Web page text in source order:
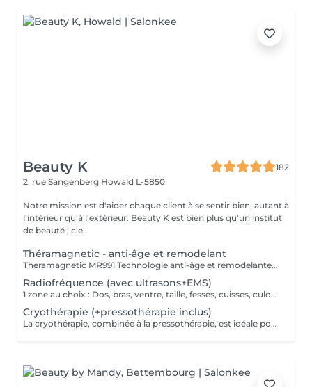
Beauty K
182
2, rue Sangenberg Howald L-5850
Notre mission est d'aider chaque client à se sentir bien, autant à
l'intérieur qu'à l'extérieur. Beauty K est bien plus qu'un institut
de beauté ; c'e...
Théramagnetic - anti-âge et remodelant
Theramagnetic MR991 Technologie anti-âge et remodelante pour le corps et le visage Le Theramagnetic est un soin non-invasif alliant endomassage mécanique et champs magnétiques pulsés à résonance stochastique (CMPS). Cette technologie brevetée, D.E.S., stimule intensément la régénération cellulaire, améliore la circulation sanguine et lymphatique, et restaure visiblement l'élasticité de la peau. Endomassage Mécanique (MRM) : grâce à deux rouleaux motorisés et une aspiration douce, il reproduit un massage profond qui déstocke les graisses, raffermit les tissus et favorise un drainage naturel. Champs magnétiques pulsés (CMPS) : ils envoient des micro-courants qui relancent l'activité cellulaire, améliorent l'oxygénation, éliminent les toxines et boostent la production de collagène et d'élastine. Résultat : une peau plus lisse, plus lumineuse, dès les premières séances. Des résultats mesurables dès la 1ère séance : Jusqu'à -9,7 cm de tour de taille* +52,65 % d'activité des fibroblastes (cellules de régénération) Visage & Corps : le Theramagnetic s'adapte aux différentes zones, y compris le visage et le cou, pour un effet liftant et anti-âge immédiat. Recommandation : une cure de 7 séances, à raison de 1 à 2 séances par semaine, pour des résultats durables et visibles (raffermissement, réduction des rides, amélioration de la silhouette, drainage).
Radiofréquence (avec ultrasons+EMS)
1 zone au choix : Dos, bras, ventre, taille, fesses, cuisses, culotte de cheval, etc. La technologie ondes électromagnétiques par radiofréquence provoque la rotation des molécules d'eau et génère le réchauffement des tissus cutanés et sous-cutanés. Cette chaleur a pour effet de stimuler le métabolisme, provoquant un ensemble de réactions qui accélère le processus d'élimination des graisses tenaces.
Cryothérapie (+pressothérapie inclus)
La cryothérapie, combinée à la pressothérapie, est idéale pour traiter la cellulite, les douleurs et inflammations. Ce soin par le froid favorise la récupération physique, améliore la circulation et raffermit la peau. En plus de tonifier les tissus et éliminer les capitons, la cryothérapie procure un moment de relaxation grâce à la production d'endorphines stimulée par le froid.